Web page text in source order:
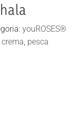
youROSES®
crema, pesca